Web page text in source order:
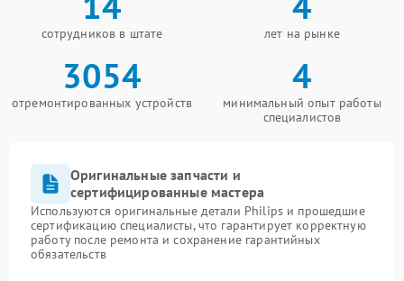
сотрудников в штате лет на рынке
3054
отремонтированных устройств
4
минимальный опыт работы
специалистов
Оригинальные запчасти и
сертифицированные мастера
Используются оригинальные детали Philips и прошедшие
сертификацию специалисты, что гарантирует корректную
работу после ремонта и сохранение гарантийных
обязательств